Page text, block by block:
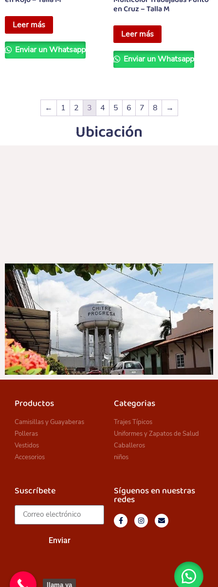
Leer más
Enviar un Whatsapp
en Cruz – Talla M
Leer más
Enviar un Whatsapp
← 1 2 3 4 5 6 7 8 →
Ubicación
Productos
Camisillas y Guayaberas
Polleras
Vestidos
Accesorios
Categorias
Trajes Típicos
Uniformes y Zapatos de Salud
Caballeros
niños
Suscríbete
Enviar
Síguenos en nuestras
redes
llama ya